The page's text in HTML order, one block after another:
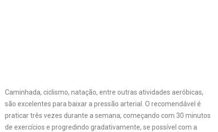
Caminhada, ciclismo, natação, entre outras atividades aeróbicas,
são excelentes para baixar a pressão arterial. O recomendável é
praticar três vezes durante a semana, começando com 30 minutos
de exercícios e progredindo gradativamente, se possível com a